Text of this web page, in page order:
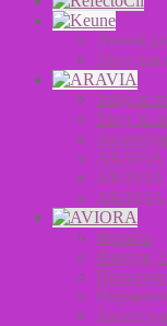
Линия
Уход для
Уход за
Уход за
ARAVIA
ARAVIA
ARAVIA
Фольга
Фартук,
Перчатки